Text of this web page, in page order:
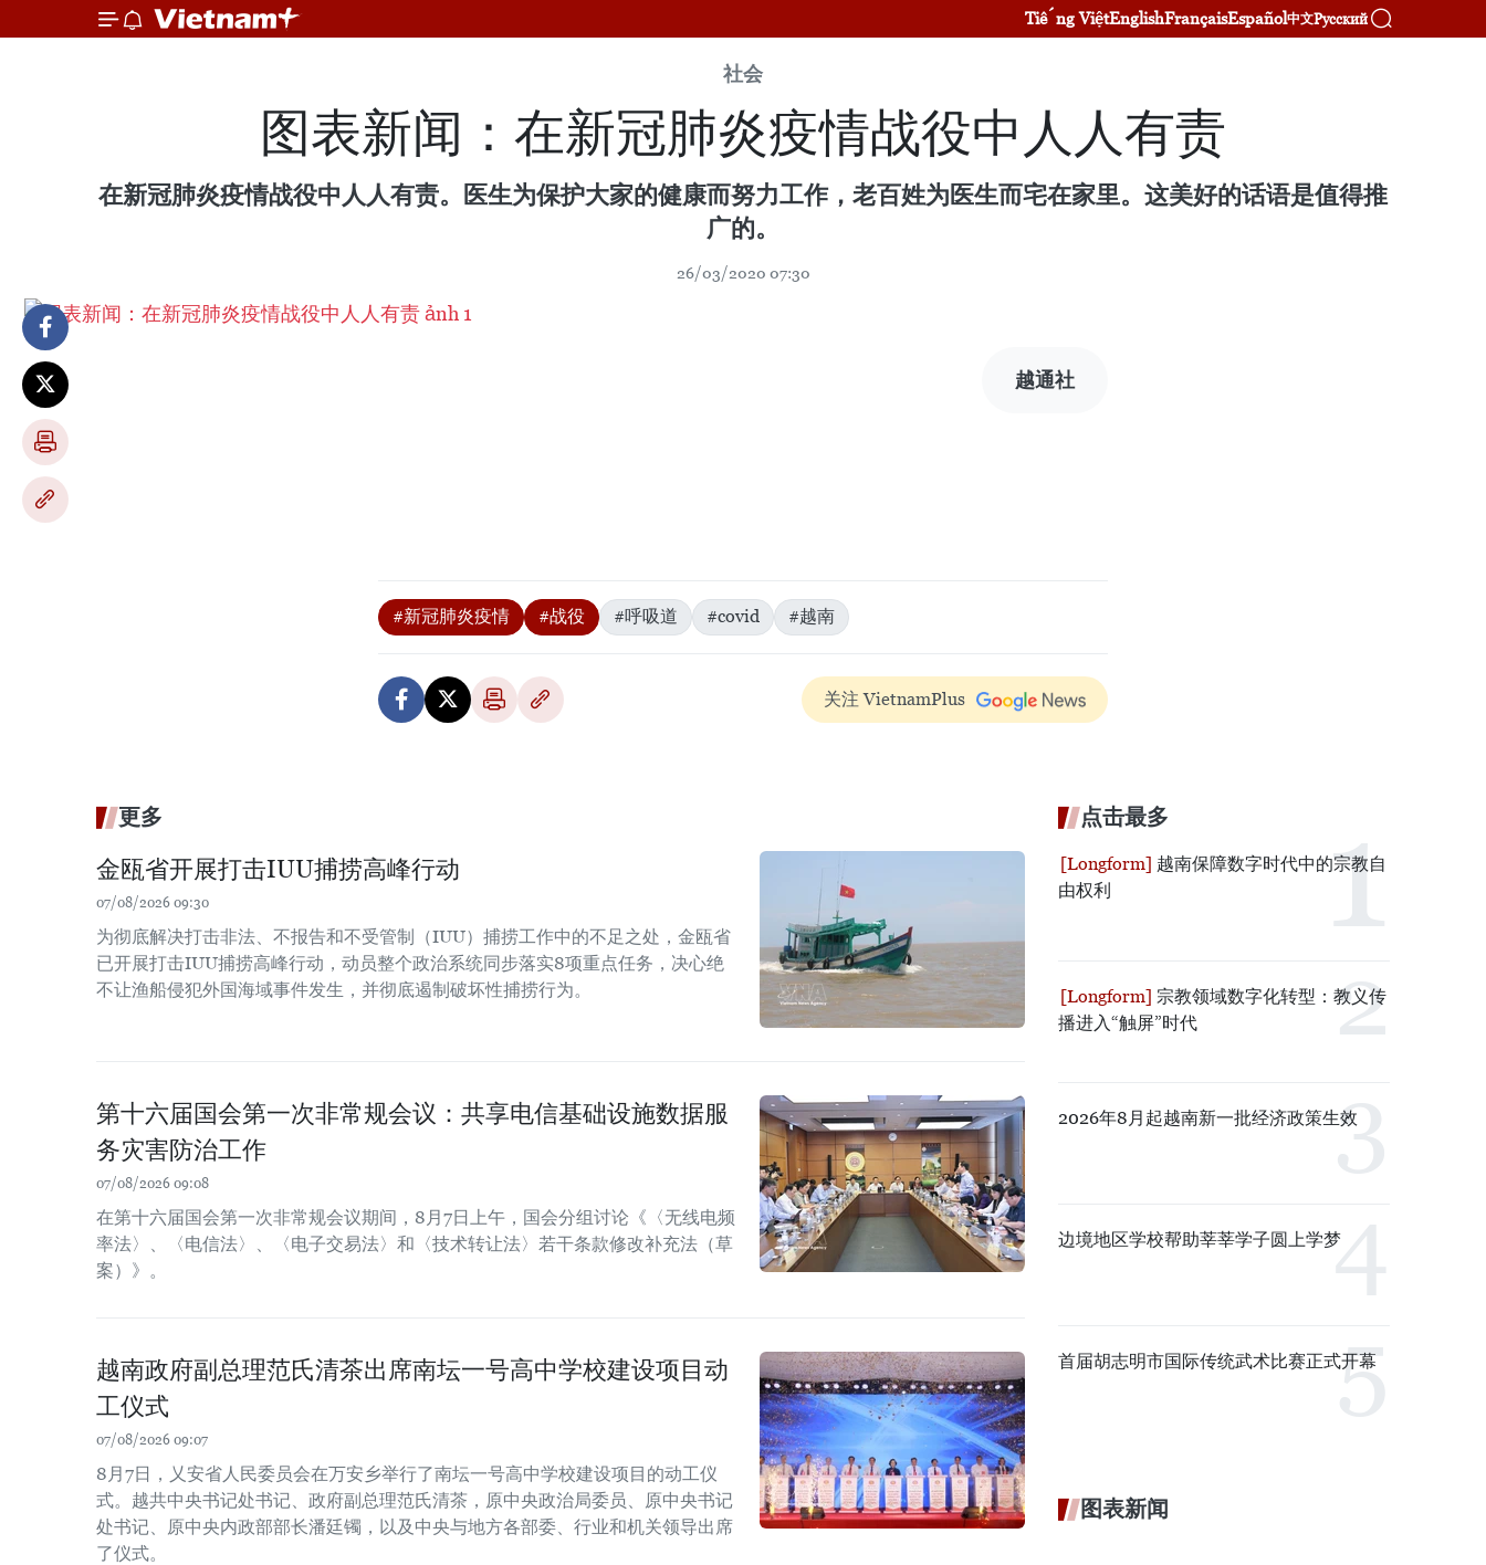
Tiếng ViệtEnglishFrançaisEspañol中文Русский
社会
图表新闻：在新冠肺炎疫情战役中人人有责
在新冠肺炎疫情战役中人人有责。医生为保护大家的健康而努力工作，老百姓为医生而宅在家里。这美好的话语是值得推
广的。
26/03/2020 07:30
越通社
#新冠肺炎疫情 #战役 #呼吸道 #covid #越南
关注 VietnamPlus
更多
金瓯省开展打击IUU捕捞高峰行动
07/08/2026 09:30
为彻底解决打击非法、不报告和不受管制（IUU）捕捞工作中的不足之处，金瓯省
已开展打击IUU捕捞高峰行动，动员整个政治系统同步落实8项重点任务，决心绝
不让渔船侵犯外国海域事件发生，并彻底遏制破坏性捕捞行为。
第十六届国会第一次非常规会议：共享电信基础设施数据服
务灾害防治工作
07/08/2026 09:08
在第十六届国会第一次非常规会议期间，8月7日上午，国会分组讨论《〈无线电频
率法〉、〈电信法〉、〈电子交易法〉和〈技术转让法〉若干条款修改补充法（草
案）》。
越南政府副总理范氏清茶出席南坛一号高中学校建设项目动
工仪式
07/08/2026 09:07
8月7日，乂安省人民委员会在万安乡举行了南坛一号高中学校建设项目的动工仪
式。越共中央书记处书记、政府副总理范氏清茶，原中央政治局委员、原中央书记
处书记、原中央内政部部长潘廷镯，以及中央与地方各部委、行业和机关领导出席
了仪式。
点击最多
越南保障数字时代中的宗教自
由权利
宗教领域数字化转型：教义传
播进入“触屏”时代
2026年8月起越南新一批经济政策生效
边境地区学校帮助莘莘学子圆上学梦
首届胡志明市国际传统武术比赛正式开幕
图表新闻